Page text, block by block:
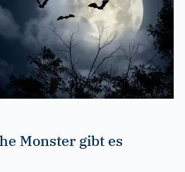
Monster gibt es